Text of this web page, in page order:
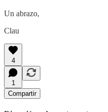
Un abrazo,
Clau
4
1
Compartir